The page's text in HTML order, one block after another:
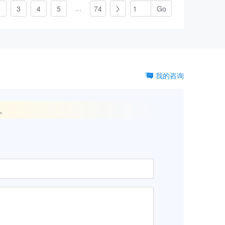
3 4 5 ... 74 
我的咨询